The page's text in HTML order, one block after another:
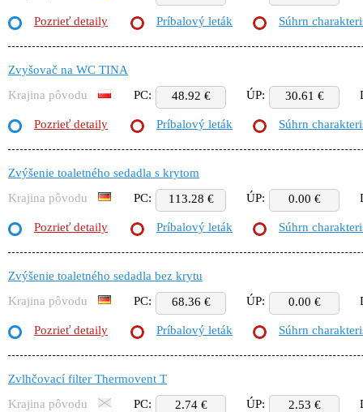
Pozrieť detaily Príbalový leták Súhrn
Zvyšovač na WC TINA
Krajina pôvodu
PC: 48.92 € ÚP: 30.61 €
Pozrieť detaily Príbalový leták Súhrn
Zvýšenie toaletného sedadla s krytom
Krajina pôvodu
PC: 113.28 € ÚP: 0.00 €
Pozrieť detaily Príbalový leták Súhrn
Zvýšenie toaletného sedadla bez krytu
Krajina pôvodu
PC: 68.36 € ÚP: 0.00 €
Pozrieť detaily Príbalový leták Súhrn
Zvlhčovací filter Thermovent T
Krajina pôvodu
PC: 2.74 € ÚP: 2.53 €